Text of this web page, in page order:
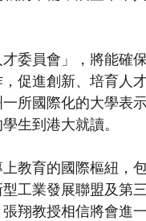
委員會」，將能確
促進創新、培育人
所國際化的大學表
生到港大就讀。
教育的國際樞紐，
工業發展聯盟及第三
翔教授相信將會進